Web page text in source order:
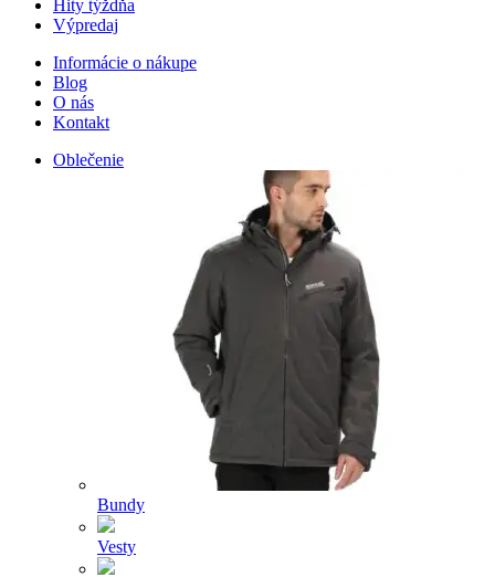
Hity týždňa
Výpredaj
Informácie o nákupe
Blog
O nás
Kontakt
Oblečenie
Bundy
Vesty